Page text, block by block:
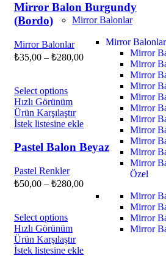
Mirror Balonlar
Mirror Balonlar
Mirror
Mirror
Mirror
Mirror
Mirror
Mirror
Mirror
Mirror
Mirror
Mirror
Mirror
Özel
Mirror
Mirror
Mirror
Mirror
Mirror Balon Burgundy
(Bordo)
Mirror Balonlar
₺35,00 – ₺280,00
Select options
Hızlı Görünüm
Ürün Karşılaştır
İstek listesine ekle
Pastel Balon Beyaz
Pastel Renkler
₺50,00 – ₺280,00
Select options
Hızlı Görünüm
Ürün Karşılaştır
İstek listesine ekle